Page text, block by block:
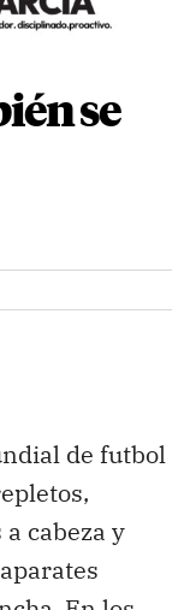
se
de futbol
cabeza y